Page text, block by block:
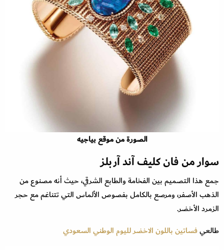
الصورة من موقع بياجيه
سوار من فان كليف آند آربلز
جمع هذا التصميم بين الفخامة والطابع الشرقي، حيث أنه مصنوع من
الذهب الأصفر، ومرصع بالكامل بفصوص الألماس التي تتناغم مع حجر
الزمرد الأخضر.
طالعيفساتين باللون الاخضر لليوم الوطني السعودي